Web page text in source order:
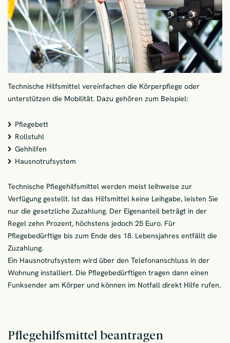
Technische Hilfsmittel vereinfachen die Körperpflege oder
unterstützen die Mobilität. Dazu gehören zum Beispiel:
Pflegebett
Rollstuhl
Gehhilfen
Hausnotrufsystem
Technische Pflegehilfsmittel werden meist leihweise zur
Verfügung gestellt. Ist das Hilfsmittel keine Leihgabe, leisten Sie
nur die gesetzliche Zuzahlung. Der Eigenanteil beträgt in der
Regel zehn Prozent, höchstens jedoch 25 Euro. Für
Pflegebedürftige bis zum Ende des 18. Lebensjahres entfällt die
Zuzahlung.
Ein Hausnotrufsystem wird über den Telefonanschluss in der
Wohnung installiert. Die Pflegebedürftigen tragen dann einen
Funksender am Körper und können im Notfall direkt Hilfe rufen.
Pflegehilfsmittel beantragen